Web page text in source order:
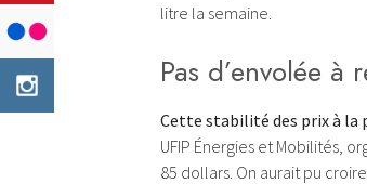
litre la semaine.
Pas d’envolée à
Cette stabilité des prix à la
UFIP Énergies et Mobilités,
85 dollars. On aurait pu